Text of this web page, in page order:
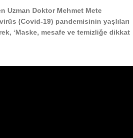
Uzman Doktor Mehmet Mete
(Covid-19) pandemisinin yaşlıları
‘Maske, mesafe ve temizliğe dikkat